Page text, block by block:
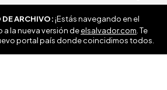
ARCHIVO:¡Estás navegando en el
a la nueva versión deelsalvador.com . Te
portal país donde coincidimos todos.